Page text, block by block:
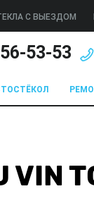
С ВЫЕЗДОМ
53-53